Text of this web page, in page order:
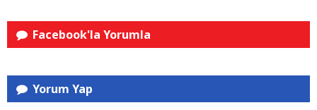
Facebook'la Yorumla
Yorum Yap